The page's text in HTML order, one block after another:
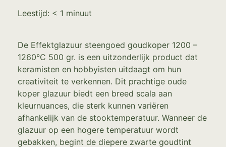
Leestijd: < 1 minuut
De Effektglazuur steengoed goudkoper 1200 –
1260°C 500 gr. is een uitzonderlijk product dat
keramisten en hobbyisten uitdaagt om hun
creativiteit te verkennen. Dit prachtige oude
koper glazuur biedt een breed scala aan
kleurnuances, die sterk kunnen variëren
afhankelijk van de stooktemperatuur. Wanneer de
glazuur op een hogere temperatuur wordt
gebakken, begint de diepere zwarte goudtint